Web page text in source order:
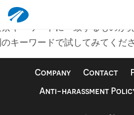
も見つかりませんで
キーワードに一致するものが
キーワードで試してみてくださ
Company Contact
Anti-harassment